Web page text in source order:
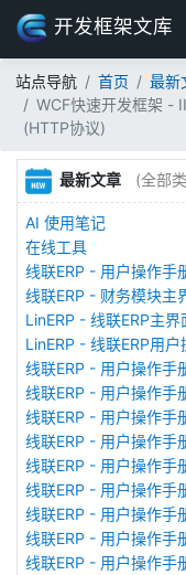
开发框架文库
站点导航 首页
最新
WCF快速开发框架 -
(HTTP协议)
最新文章 (全部
AI 使用笔记
在线工具
线联ERP - 用户操作手
线联ERP - 财务模块主
LinERP - 线联ERP主界
LinERP - 线联ERP用
线联ERP - 用户操作手
线联ERP - 用户操作手
线联ERP - 用户操作手
线联ERP - 用户操作手
线联ERP - 用户操作手
线联ERP - 用户操作手
线联ERP - 用户操作手
线联ERP - 用户操作手
线联ERP - 用户操作手